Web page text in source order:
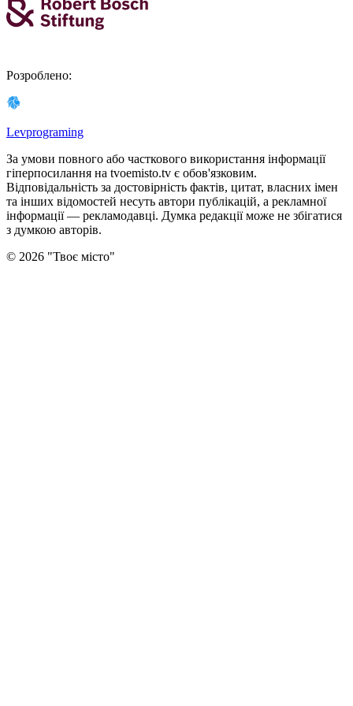
Розроблено:
Levprograming
За умови повного або часткового використання iнформацiї
гіперпосилання на tvoemisto.tv є обов'язковим.
Відповідальність за достовірність фактів, цитат, власних імен
та інших відомостей несуть автори публікацій, а рекламної
інформації — рекламодавці. Думка редакцiї може не збiгатися
з думкою авторiв.
© 2026 "Твоє місто"